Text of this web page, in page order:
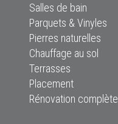
Salles de bain
Parquets & Vinyles
Pierres naturelles
Chauffage au sol
Terrasses
Placement
Rénovation complète